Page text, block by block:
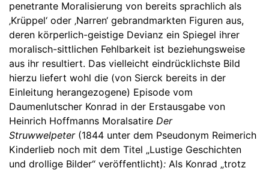
penetrante Moralisierung von bereits sprachlich als
‚Krüppel‘ oder ‚Narren‘ gebrandmarkten Figuren aus,
deren körperlich-geistige Devianz ein Spiegel ihrer
moralisch-sittlichen Fehlbarkeit ist beziehungsweise
aus ihr resultiert. Das vielleicht eindrücklichste Bild
hierzu liefert wohl die (von Sierck bereits in der
Einleitung herangezogene) Episode vom
Daumenlutscher Konrad in der Erstausgabe von
Heinrich Hoffmanns Moralsatire Der
Struwwelpeter (1844 unter dem Pseudonym Reimerich
Kinderlieb noch mit dem Titel „Lustige Geschichten
und drollige Bilder“ veröffentlicht): Als Konrad „trotz